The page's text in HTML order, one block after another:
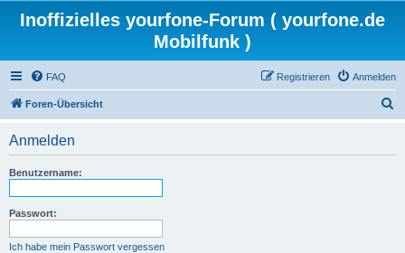
Inoffizielles yourfone-Forum ( yourfone.de
Mobilfunk )
FAQ Anmelden
Registrieren
Foren-Übersicht
Anmelden
Benutzername:
Passwort:
Ich habe mein Passwort vergessen